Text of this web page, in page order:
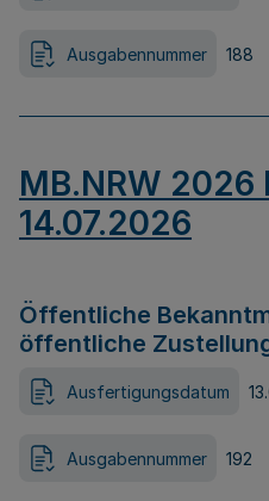
Ausgabennummer 188
MB.NRW 2026
14.07.2026
Öffentliche
öffentliche
Ausfertigungsdatum
Ausgabennummer 192